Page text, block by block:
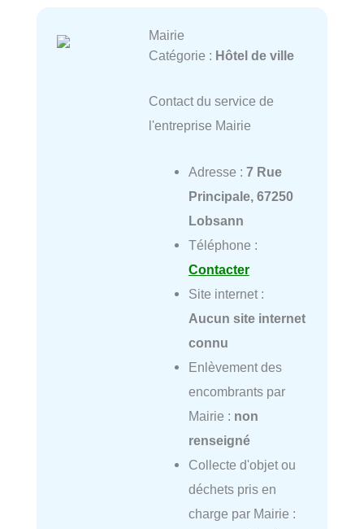
Mairie
Catégorie : Hôtel de ville
Contact du service de
l'entreprise Mairie
Adresse : 7 Rue
Principale, 67250
Lobsann
Téléphone :
Contacter
Site internet :
Aucun site internet
connu
Enlèvement des
encombrants par
Mairie : non
renseigné
Collecte d'objet ou
déchets pris en
charge par Mairie :